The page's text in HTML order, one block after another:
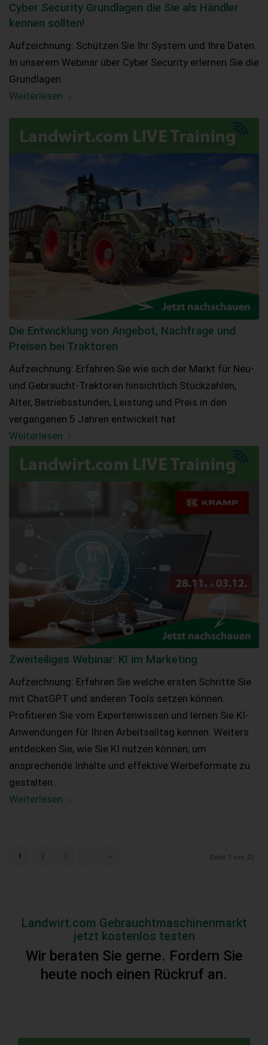
Cyber Security Grundlagen die Sie als Händler
kennen sollten!
Aufzeichnung: Schützen Sie Ihr System und Ihre Daten.
In unserem Webinar über Cyber Security erlernen Sie die
Grundlagen.
Weiterlesen
Die Entwicklung von Angebot, Nachfrage und
Preisen bei Traktoren
Aufzeichnung: Erfahren Sie wie sich der Markt für Neu-
und Gebraucht-Traktoren hinsichtlich Stückzahlen,
Alter, Betriebsstunden, Leistung und Preis in den
vergangenen 5 Jahren entwickelt hat.
Weiterlesen
Zweiteiliges Webinar: KI im Marketing
Aufzeichnung: Erfahren Sie welche ersten Schritte Sie
mit ChatGPT und anderen Tools setzen können.
Profitieren Sie vom Expertenwissen und lernen Sie KI-
Anwendungen für Ihren Arbeitsalltag kennen. Weiters
entdecken Sie, wie Sie KI nutzen können, um
ansprechende Inhalte und effektive Werbeformate zu
gestalten.
Weiterlesen
Seite 1 von 22
1 2 3
Landwirt.com Gebrauchtmaschinenmarkt
jetzt kostenlos testen
Wir beraten Sie gerne. Fordern Sie
heute noch einen Rückruf an.